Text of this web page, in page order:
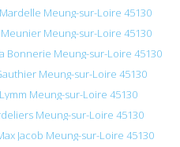
Meung-sur-Loire 45130
Meung-sur-Loire 45130
Bonnerie Meung-sur-Loire 45130
Meung-sur-Loire 45130
Meung-sur-Loire 45130
Meung-sur-Loire 45130
Jacob Meung-sur-Loire 45130